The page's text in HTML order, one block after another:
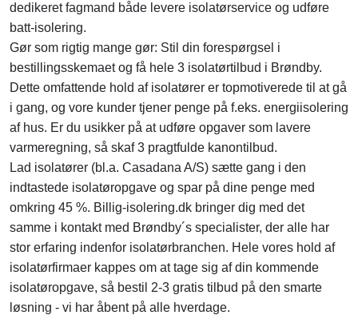
dedikeret fagmand både levere isolatørservice og udføre
batt-isolering.
Gør som rigtig mange gør: Stil din forespørgsel i
bestillingsskemaet og få hele 3 isolatørtilbud i Brøndby.
Dette omfattende hold af isolatører er topmotiverede til at gå
i gang, og vore kunder tjener penge på f.eks. energiisolering
af hus. Er du usikker på at udføre opgaver som lavere
varmeregning, så skaf 3 pragtfulde kanontilbud.
Lad isolatører (bl.a. Casadana A/S) sætte gang i den
indtastede isolatøropgave og spar på dine penge med
omkring 45 %. Billig-isolering.dk bringer dig med det
samme i kontakt med Brøndby´s specialister, der alle har
stor erfaring indenfor isolatørbranchen. Hele vores hold af
isolatørfirmaer kappes om at tage sig af din kommende
isolatøropgave, så bestil 2-3 gratis tilbud på den smarte
løsning - vi har åbent på alle hverdage.